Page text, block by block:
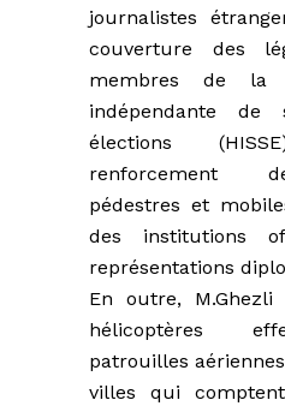
journalistes
couverture des
membres de la
indépendante de
élections
renforcement
pédestres et
des institutions
représentations
En outre,
hélicoptères
patrouilles
villes qui